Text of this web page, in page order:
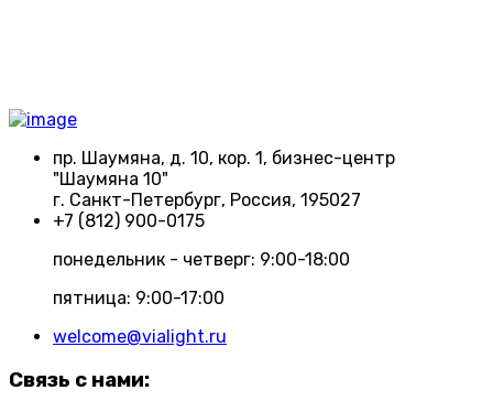
пр. Шаумяна, д. 10, кор. 1, бизнес-центр
"Шаумяна 10"
г. Санкт-Петербург, Россия, 195027
+7 (812) 900-0175
понедельник - четверг: 9:00-18:00
пятница: 9:00-17:00
welcome@vialight.ru
Связь с нами: